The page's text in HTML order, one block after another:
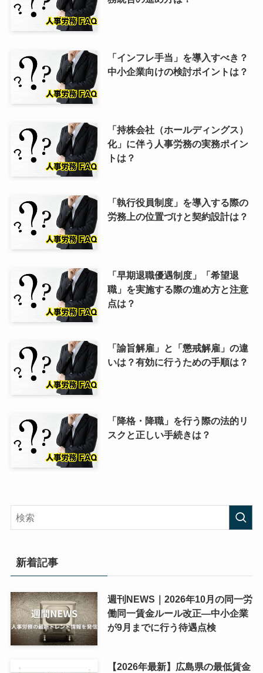
「インフレ手当」を導入すべき？
中小企業向けの検討ポイントは？
「持株会社（ホールディングス）
化」に伴う人事労務の実務ポイン
トは？
「執行役員制度」を導入する際の
労務上の位置づけと契約設計は？
「早期退職優遇制度」「希望退
職」を実施する際の進め方と注意
点は？
「諭旨解雇」と「懲戒解雇」の違
いは？有効に行うための手順は？
「降格・降職」を行う際の法的リ
スクと正しい手続きは？
新着記事
週刊NEWS｜2026年10月の同一労
働同一賃金ルール改正―中小企業
が9月までに行う待遇点検
【2026年最新】広島県の最低賃金